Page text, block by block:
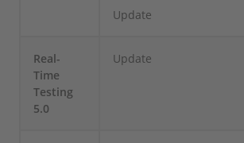
Update
Real-
Time
Testing
5.0
Update